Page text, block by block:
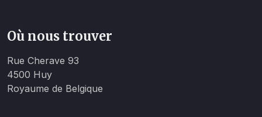
Où nous trouver
Rue Cherave 93
4500 Huy
Royaume de Belgique